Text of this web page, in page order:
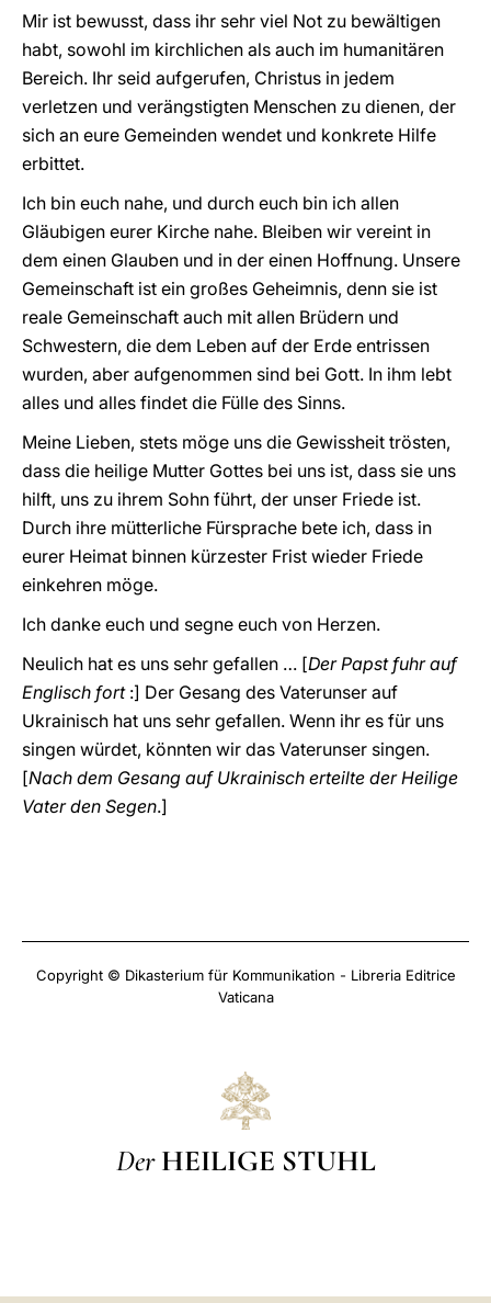
Mir ist bewusst, dass ihr sehr viel Not zu bewältigen
habt, sowohl im kirchlichen als auch im humanitären
Bereich. Ihr seid aufgerufen, Christus in jedem
verletzen und verängstigten Menschen zu dienen, der
sich an eure Gemeinden wendet und konkrete Hilfe
erbittet.
Ich bin euch nahe, und durch euch bin ich allen
Gläubigen eurer Kirche nahe. Bleiben wir vereint in
dem einen Glauben und in der einen Hoffnung. Unsere
Gemeinschaft ist ein großes Geheimnis, denn sie ist
reale Gemeinschaft auch mit allen Brüdern und
Schwestern, die dem Leben auf der Erde entrissen
wurden, aber aufgenommen sind bei Gott. In ihm lebt
alles und alles findet die Fülle des Sinns.
Meine Lieben, stets möge uns die Gewissheit trösten,
dass die heilige Mutter Gottes bei uns ist, dass sie uns
hilft, uns zu ihrem Sohn führt, der unser Friede ist.
Durch ihre mütterliche Fürsprache bete ich, dass in
eurer Heimat binnen kürzester Frist wieder Friede
einkehren möge.
Ich danke euch und segne euch von Herzen.
Neulich hat es uns sehr gefallen … [Der Papst fuhr auf
Englisch fort:] Der Gesang des Vaterunser auf
Ukrainisch hat uns sehr gefallen. Wenn ihr es für uns
singen würdet, könnten wir das Vaterunser singen.
[Nach dem Gesang auf Ukrainisch erteilte der Heilige
Vater den Segen.]
Copyright © Dikasterium für Kommunikation - Libreria Editrice
Vaticana
Der HEILIGE STUHL